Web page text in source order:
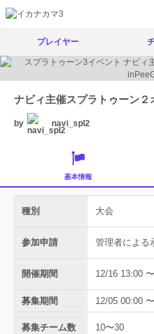
プレイヤー
ナビィ主催スプラトゥーン
by navi_spl2
基本情報
種別 大会
参加申請 管理者による
開催期間 12/16 13:00
募集期間 12/05 00:00
募集チーム数 10〜30